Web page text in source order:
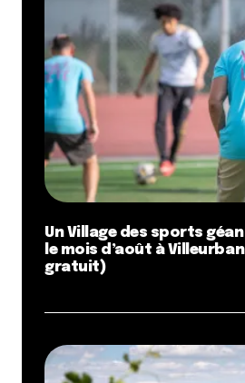
Un Village des sports
le mois d’août à
gratuit)